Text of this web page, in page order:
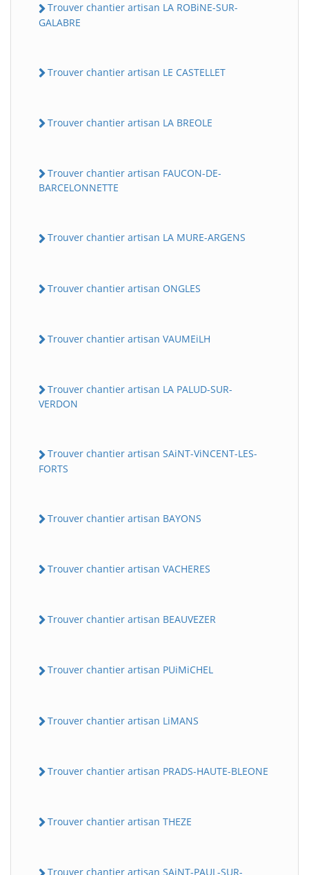
Trouver chantier artisan LA ROBiNE-SUR-
GALABRE
Trouver chantier artisan LE CASTELLET
Trouver chantier artisan LA BREOLE
Trouver chantier artisan FAUCON-DE-
BARCELONNETTE
Trouver chantier artisan LA MURE-ARGENS
Trouver chantier artisan ONGLES
Trouver chantier artisan VAUMEiLH
Trouver chantier artisan LA PALUD-SUR-
VERDON
Trouver chantier artisan SAiNT-ViNCENT-LES-
FORTS
Trouver chantier artisan BAYONS
Trouver chantier artisan VACHERES
Trouver chantier artisan BEAUVEZER
Trouver chantier artisan PUiMiCHEL
Trouver chantier artisan LiMANS
Trouver chantier artisan PRADS-HAUTE-BLEONE
Trouver chantier artisan THEZE
Trouver chantier artisan SAiNT-PAUL-SUR-
BatiWebPro